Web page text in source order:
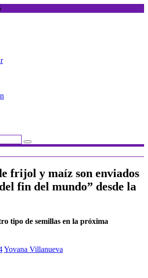
frijol y maíz son enviados
fin del mundo” desde la
tipo de semillas en la próxima
Yovana Villanueva